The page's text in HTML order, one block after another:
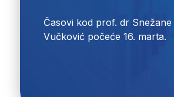
Časovi kod prof. dr Snežane
Vučković počeće 16. marta.